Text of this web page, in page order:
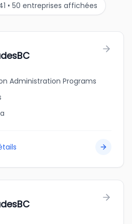
• 50 entreprises affichées
Administration Programs